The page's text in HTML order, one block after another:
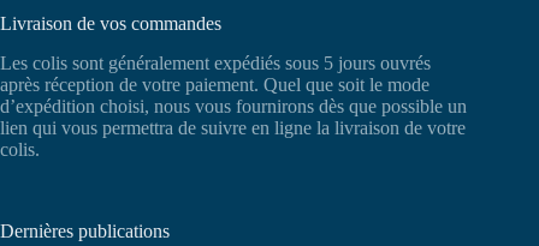
Livraison de vos commandes
Les colis sont généralement expédiés sous 5 jours ouvrés
après réception de votre paiement. Quel que soit le mode
d’expédition choisi, nous vous fournirons dès que possible un
lien qui vous permettra de suivre en ligne la livraison de votre
colis.
Dernières publications